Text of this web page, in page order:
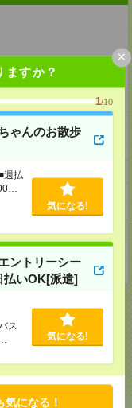
ますか？
1/10
ゃんのお散歩
週払
円
気になる!
ントリーシー
払いOK[派遣]
ス
気になる!
気になる！
×
室